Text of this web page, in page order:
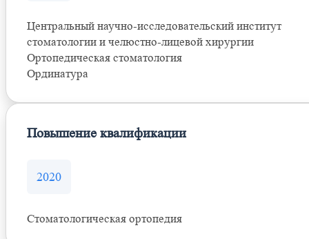
Центральный научно-исследовательский институт
стоматологии и челюстно-лицевой хирургии
Ортопедическая стоматология
Ординатура
Повышение квалификации
2020
Стоматологическая ортопедия